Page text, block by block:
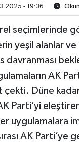
- 19:36
seçimlerinde
yeşil alanlar ve
davranması
AK
çekti. Düne
Parti’yi
uygulamalara
AK Parti’ye